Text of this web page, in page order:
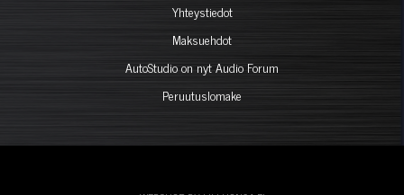
Yhteystiedot
Maksuehdot
AutoStudio on nyt Audio Forum
Peruutuslomake